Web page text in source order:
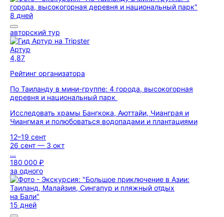
8 дней
авторский тур
Артур
4,87
Рейтинг организатора
По Таиланду в мини-группе: 4 города, высокогорная
деревня и национальный парк
Исследовать храмы Бангкока, Аюттайи, Чианграя и
Чиангмая и полюбоваться водопадами и плантациями
12–19 сент
26 сент — 3 окт
...
180 000 ₽
за одного
15 дней